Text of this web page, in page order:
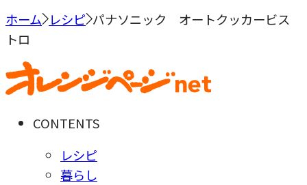
ホーム レシピ パナソニック オートクッカービス
トロ
CONTENTS
レシピ
暮らし